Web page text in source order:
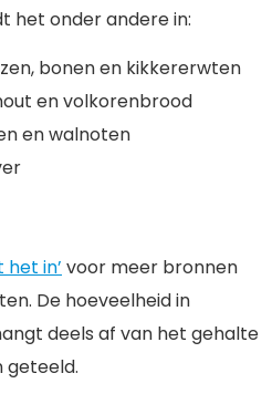
het onder andere in:
bonen en kikkererwten
en volkorenbrood
en walnoten
het in’ voor meer bronnen
De hoeveelheid in
deels af van het gehalte
geteeld.